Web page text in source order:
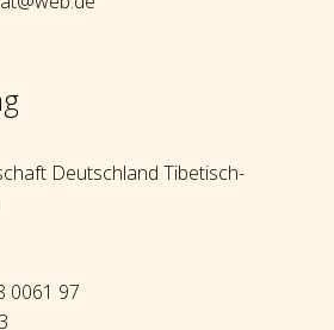
Deutschland Tibetisch-
0061 97